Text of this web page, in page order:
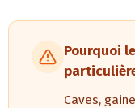
Pourquoi
Caves,